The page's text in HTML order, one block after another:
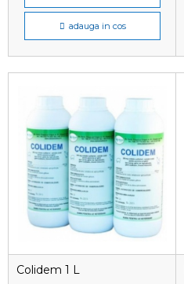
adauga in cos
Colidem 1 L